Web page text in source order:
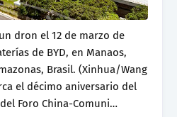
dron el 12 de marzo de
de BYD, en Manaos,
Brasil. (Xinhua/Wang
el décimo aniversario del
Foro China-Comuni…